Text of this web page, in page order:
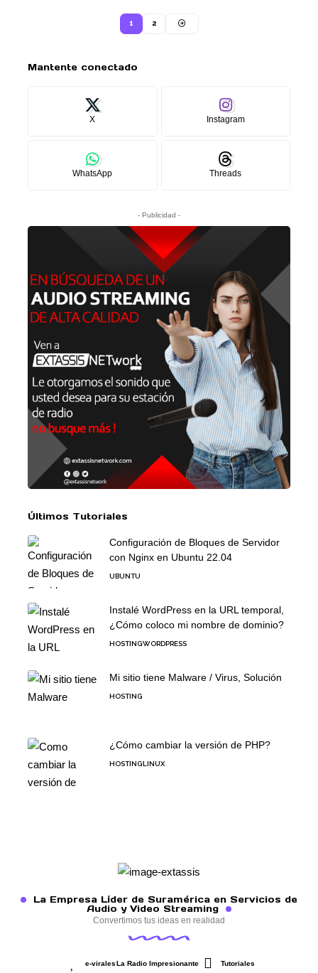
1 2
Mantente conectado
X Instagram
WhatsApp Threads
- Publicidad -
Últimos Tutoriales
Configuración de Bloques de Servidor
con Nginx en Ubuntu 22.04
UBUNTU
Instalé WordPress en la URL temporal,
¿Cómo coloco mi nombre de dominio?
HOSTINGWORDPRESS
Mi sitio tiene Malware / Virus, Solución
HOSTING
¿Cómo cambiar la versión de PHP?
HOSTINGLINUX
La Empresa Líder de Suramérica en Servicios de
Audio y Video Streaming
Convertimos tus ideas en realidad
e-viralesLa Radio Impresionante Tutoriales